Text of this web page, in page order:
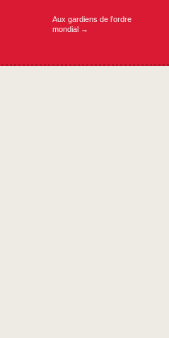
Aux gardiens de l’ordre
mondial →